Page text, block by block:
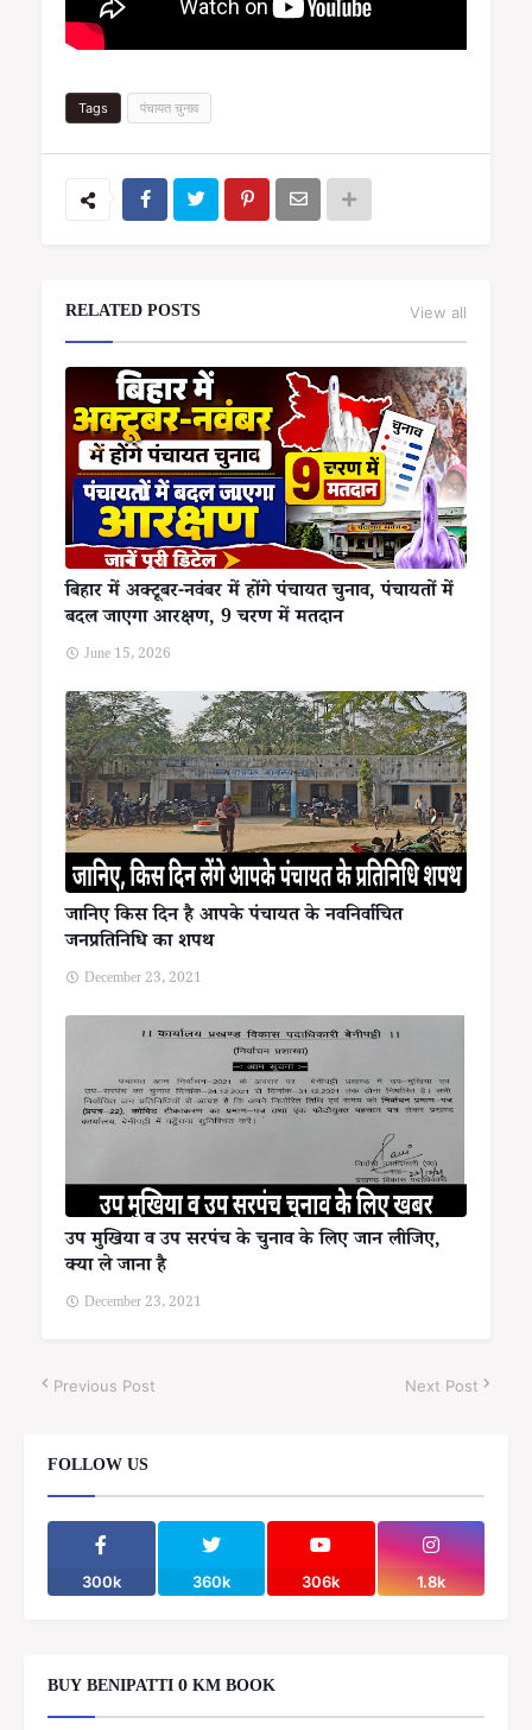
Tags पंचायत चुनाव
RELATED POSTS View all
बिहार में अक्टूबर-नवंबर में होंगे पंचायत चुनाव, पंचायतों में
बदल जाएगा आरक्षण, 9 चरण में मतदान
June 15, 2026
जानिए किस दिन है आपके पंचायत के नवनिर्वाचित
जनप्रतिनिधि का शपथ
December 23, 2021
उप मुखिया व उप सरपंच के चुनाव के लिए जान लीजिए,
क्या ले जाना है
December 23, 2021
Previous Post Next Post
FOLLOW US
300k 360k 306k 1.8k
BUY BENIPATTI 0 KM BOOK